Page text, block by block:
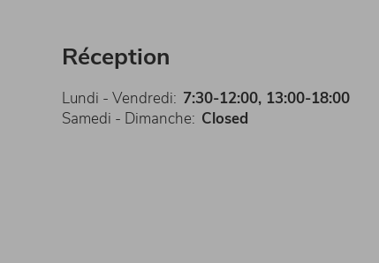
Réception
Lundi - Vendredi: 7:30-12:00, 13:00-18:00
Samedi - Dimanche: Closed